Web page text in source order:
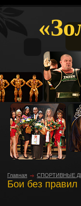
Главная СПОРТИВНЫЕ
Бои без правил